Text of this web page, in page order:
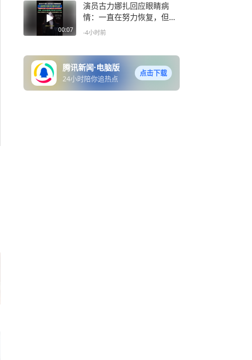
条件
00:07
演员古力娜扎回应眼睛病
情：一直在努力恢复，但情
况不太妙，可能是小时候留
-4小时前
腾讯新闻·电脑版
24小时陪你追热点
点击下载